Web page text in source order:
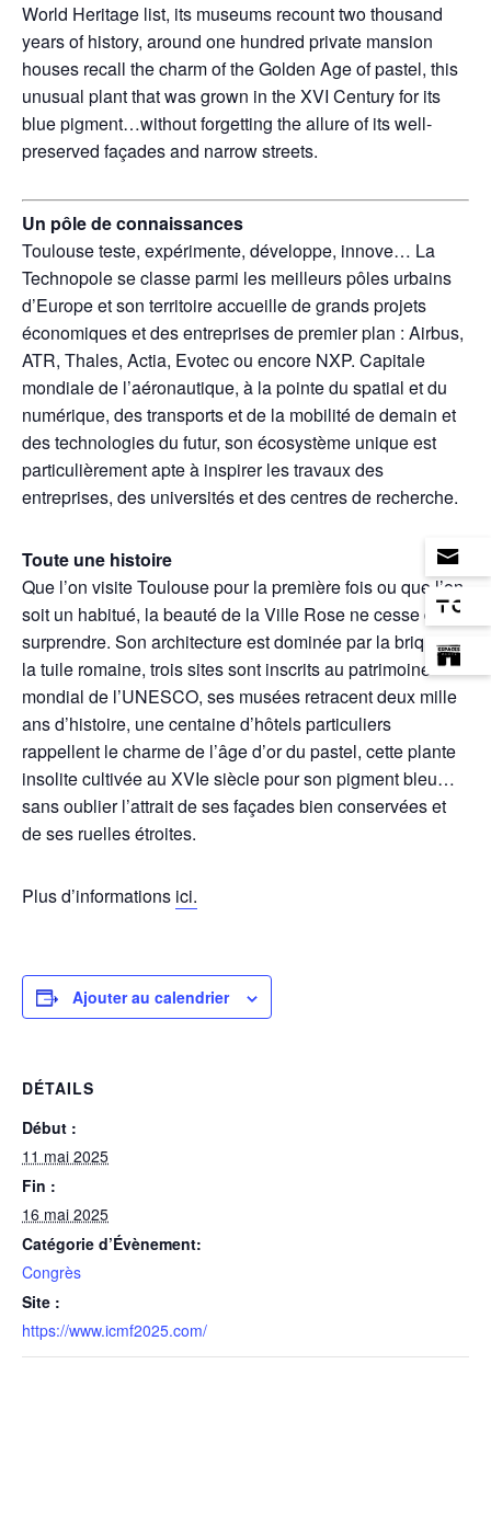
World Heritage list, its museums recount two thousand
years of history, around one hundred private mansion
houses recall the charm of the Golden Age of pastel, this
unusual plant that was grown in the XVI Century for its
blue pigment…without forgetting the allure of its well-
preserved façades and narrow streets.
Un pôle de connaissances
Toulouse teste, expérimente, développe, innove… La
Technopole se classe parmi les meilleurs pôles urbains
d’Europe et son territoire accueille de grands projets
économiques et des entreprises de premier plan : Airbus,
ATR, Thales, Actia, Evotec ou encore NXP. Capitale
mondiale de l’aéronautique, à la pointe du spatial et du
numérique, des transports et de la mobilité de demain et
des technologies du futur, son écosystème unique est
particulièrement apte à inspirer les travaux des
entreprises, des universités et des centres de recherche.
Toute une histoire
Que l’on visite Toulouse pour la première fois ou que l’on
soit un habitué, la beauté de la Ville Rose ne cesse de
surprendre. Son architecture est dominée par la brique et
la tuile romaine, trois sites sont inscrits au patrimoine
mondial de l’UNESCO, ses musées retracent deux mille
ans d’histoire, une centaine d’hôtels particuliers
rappellent le charme de l’âge d’or du pastel, cette plante
insolite cultivée au XVIe siècle pour son pigment bleu…
sans oublier l’attrait de ses façades bien conservées et
de ses ruelles étroites.
Plus d’informations ici.
Ajouter au calendrier
DÉTAILS
Début :
11 mai 2025
Fin :
16 mai 2025
Catégorie d’Évènement:
Congrès
Site :
https://www.icmf2025.com/